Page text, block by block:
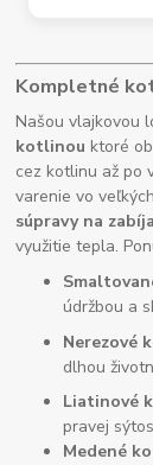
Kompletné
Našou vlajkovou
kotlinou ktoré
cez kotlinu až po
varenie vo
súpravy na
využitie tepla.
údržbou a
Nerezové
dlhou
Liatinové
pravej
Medené